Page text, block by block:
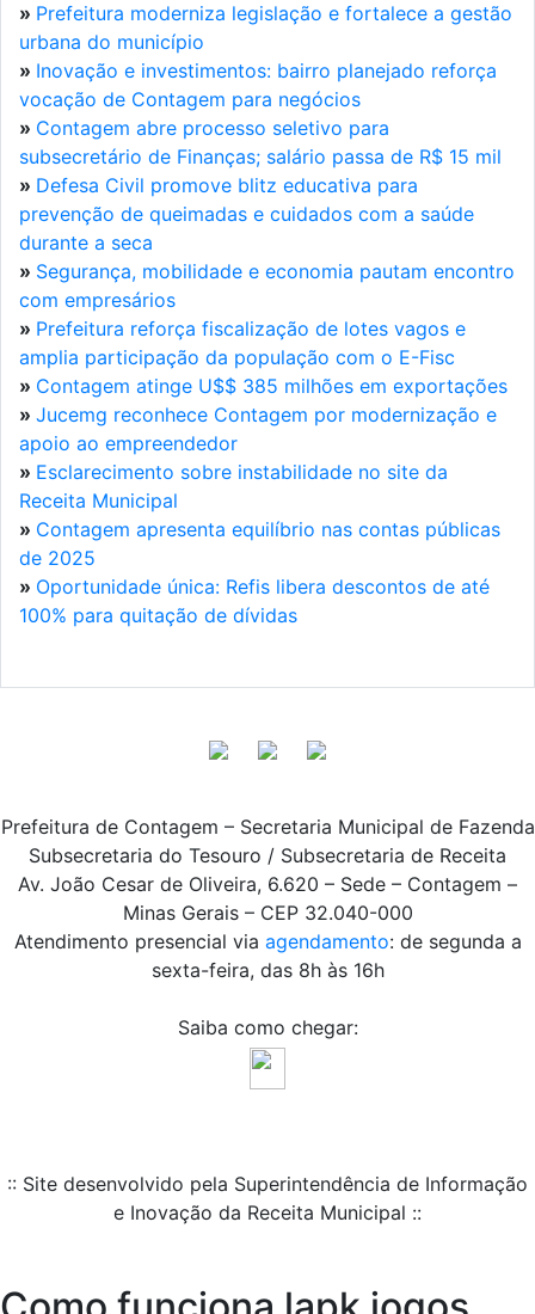
» Prefeitura moderniza legislação e fortalece a gestão
urbana do município
» Inovação e investimentos: bairro planejado reforça
vocação de Contagem para negócios
» Contagem abre processo seletivo para
subsecretário de Finanças; salário passa de R$ 15 mil
» Defesa Civil promove blitz educativa para
prevenção de queimadas e cuidados com a saúde
durante a seca
» Segurança, mobilidade e economia pautam encontro
com empresários
» Prefeitura reforça fiscalização de lotes vagos e
amplia participação da população com o E-Fisc
» Contagem atinge U$$ 385 milhões em exportações
» Jucemg reconhece Contagem por modernização e
apoio ao empreendedor
» Esclarecimento sobre instabilidade no site da
Receita Municipal
» Contagem apresenta equilíbrio nas contas públicas
de 2025
» Oportunidade única: Refis libera descontos de até
100% para quitação de dívidas
Prefeitura de Contagem – Secretaria Municipal de Fazenda
Subsecretaria do Tesouro / Subsecretaria de Receita
Av. João Cesar de Oliveira, 6.620 – Sede – Contagem –
Minas Gerais – CEP 32.040-000
Atendimento presencial via agendamento: de segunda a
sexta-feira, das 8h às 16h
Saiba como chegar:
:: Site desenvolvido pela Superintendência de Informação
e Inovação da Receita Municipal ::